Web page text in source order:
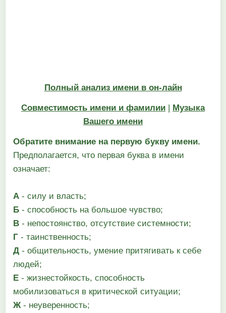
Полный анализ имени в он-лайн
Совместимость имени и фамилии
Музыка
Вашего имени
Обратите внимание на первую букву имени.
Предполагается, что первая буква в имени
означает:
А - силу и власть;
Б - способность на большое чувство;
В - непостоянство, отсутствие системности;
Г - таинственность;
Д - общительность, умение притягивать к себе
людей;
Е - жизнестойкость, способность
мобилизоваться в критической ситуации;
Ж- неуверенность;